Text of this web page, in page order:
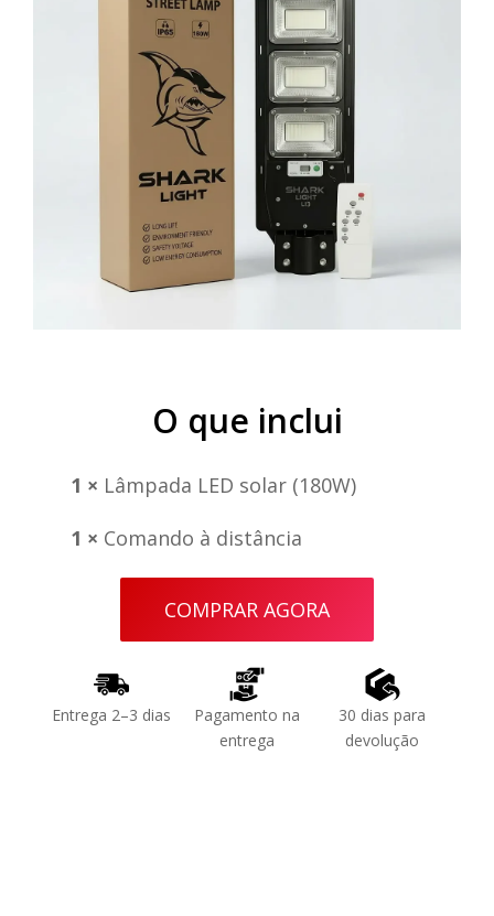
O que inclui
1 × Lâmpada LED solar (180W)
1 × Comando à distância
COMPRAR AGORA
Entrega 2–3 dias
Pagamento na
entrega
30 dias para
devolução